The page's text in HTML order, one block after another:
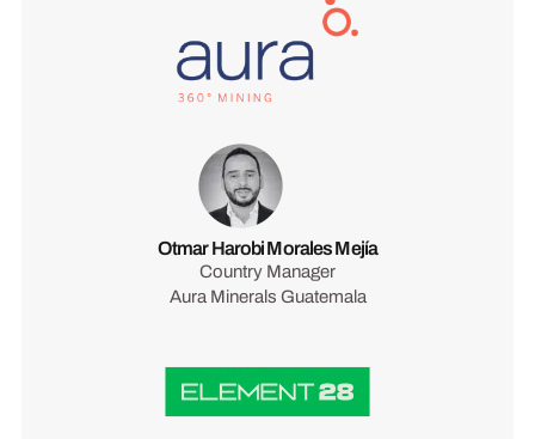
Otmar Harobi Morales Mejía
Country Manager
Aura Minerals Guatemala